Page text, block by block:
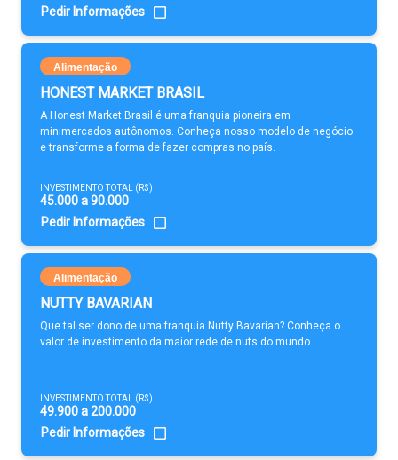
Pedir Informações
Alimentação
HONEST MARKET BRASIL
A Honest Market Brasil é uma franquia pioneira em
minimercados autônomos. Conheça nosso modelo de negócio
e transforme a forma de fazer compras no país.
INVESTIMENTO TOTAL (R$)
45.000 a 90.000
Pedir Informações
Alimentação
NUTTY BAVARIAN
Que tal ser dono de uma franquia Nutty Bavarian? Conheça o
valor de investimento da maior rede de nuts do mundo.
INVESTIMENTO TOTAL (R$)
49.900 a 200.000
Pedir Informações